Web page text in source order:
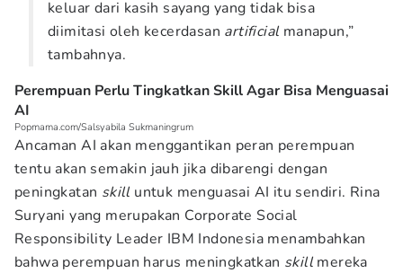
keluar dari kasih sayang yang tidak bisa
diimitasi oleh kecerdasan artificial manapun,”
tambahnya.
Perempuan Perlu Tingkatkan Skill Agar Bisa Menguasai
AI
Popmama.com/Salsyabila Sukmaningrum
Ancaman AI akan menggantikan peran perempuan
tentu akan semakin jauh jika dibarengi dengan
peningkatan skill untuk menguasai AI itu sendiri. Rina
Suryani yang merupakan Corporate Social
Responsibility Leader IBM Indonesia menambahkan
bahwa perempuan harus meningkatkan skillmereka